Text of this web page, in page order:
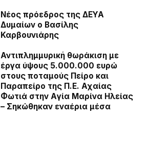
Νέος πρόεδρος της ΔΕΥΑ
Δυμαίων ο Βασίλης
Καρβουνιάρης
Αντιπλημμυρική θωράκιση με
έργα ύψους 5.000.000 ευρώ
στους ποταμούς Πείρο και
Παραπείρο της Π.Ε. Αχαίας
Φωτιά στην Aγία Μαρίνα Ηλείας
– Σηκώθηκαν εναέρια μέσα